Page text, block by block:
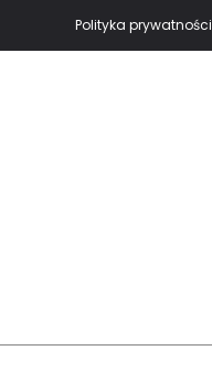
Polityka prywatności